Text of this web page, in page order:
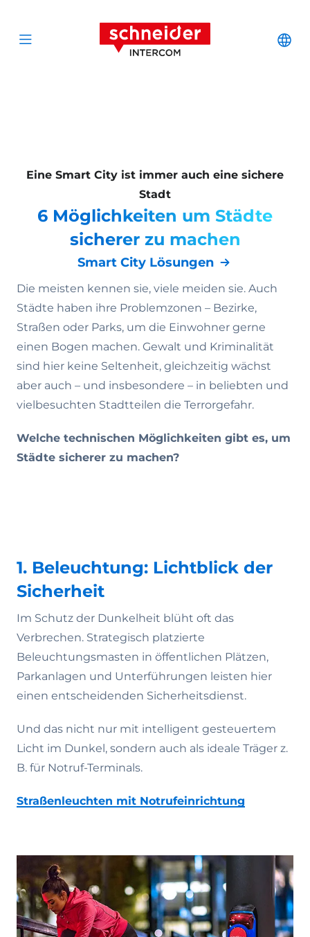
Open menu
Schneider
Eine Smart City ist immer auch eine sichere
Stadt
6 Möglichkeiten um Städte
sicherer zu machen
Smart City Lösungen
Die meisten kennen sie, viele meiden sie. Auch
Städte haben ihre Problemzonen – Bezirke,
Straßen oder Parks, um die Einwohner gerne
einen Bogen machen. Gewalt und Kriminalität
sind hier keine Seltenheit, gleichzeitig wächst
aber auch – und insbesondere – in beliebten und
vielbesuchten Stadtteilen die Terrorgefahr.
Welche technischen Möglichkeiten gibt es, um
Städte sicherer zu machen?
1. Beleuchtung: Lichtblick der
Sicherheit
Im Schutz der Dunkelheit blüht oft das
Verbrechen. Strategisch platzierte
Beleuchtungsmasten in öffentlichen Plätzen,
Parkanlagen und Unterführungen leisten hier
einen entscheidenden Sicherheitsdienst.
Und das nicht nur mit intelligent gesteuertem
Licht im Dunkel, sondern auch als ideale Träger z.
B. für Notruf-Terminals.
Straßenleuchten mit Notrufeinrichtung